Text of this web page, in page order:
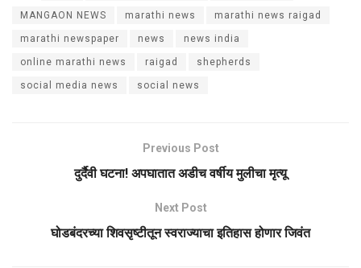
MANGAON NEWS marathi news marathi news raigad
marathi newspaper news news india
online marathi news raigad shepherds
social media news social news
Previous Post
दुर्दैवी घटना! अपघातात अडीच वर्षीय मुलीचा मृत्यू
Next Post
घोडबंदरच्या शिवसृष्टीतून स्वराज्याचा इतिहास होणार जिवंत